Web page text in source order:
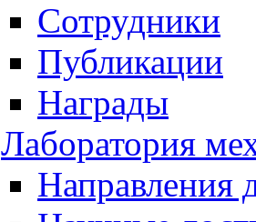
Сотрудники
Публикации
Награды
Лаборатория
Направления